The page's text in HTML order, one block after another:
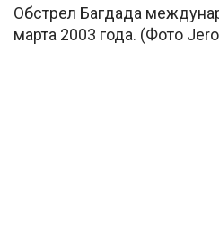
Обстрел Багдада
марта 2003 года. (Фото